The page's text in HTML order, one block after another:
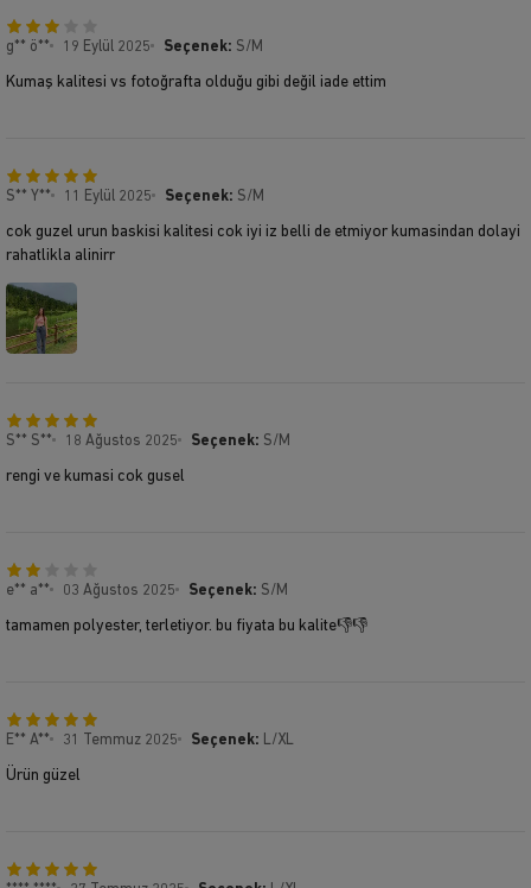
g** ö** 19 Eylül 2025 Seçenek: S/M
Kumaş kalitesi vs fotoğrafta olduğu gibi değil iade ettim
S** Y** 11 Eylül 2025 Seçenek: S/M
cok guzel urun baskisi kalitesi cok iyi iz belli de etmiyor kumasindan dolayi
rahatlikla alinirr
S** S** 18 Ağustos 2025 Seçenek: S/M
rengi ve kumasi cok gusel
e** a** 03 Ağustos 2025 Seçenek: S/M
tamamen polyester, terletiyor. bu fiyata bu kalite👎👎
E** A** 31 Temmuz 2025 Seçenek: L/XL
Ürün güzel